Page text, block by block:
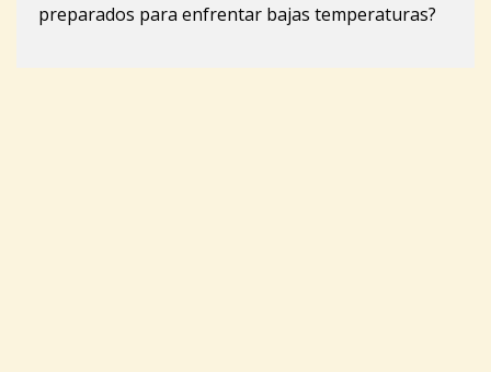
preparados para enfrentar bajas temperaturas?